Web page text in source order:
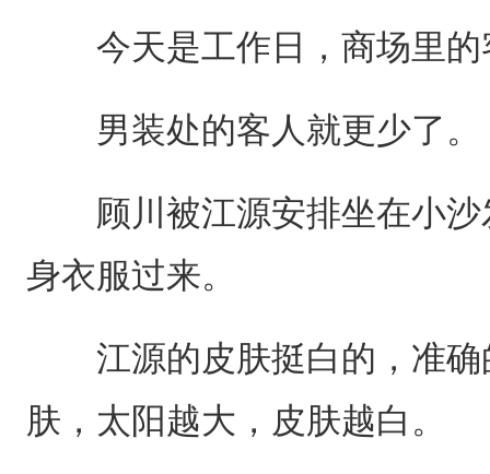
今天是工作日，商场里的
男装处的客人就更少了。
顾川被江源安排坐在小沙
身衣服过来。
江源的皮肤挺白的，准确
肤，太阳越大，皮肤越白。